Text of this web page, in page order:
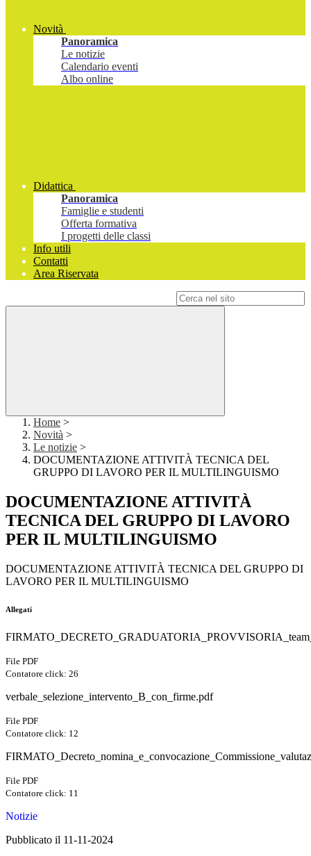
Novità
Panoramica
Le notizie
Calendario eventi
Albo online
Didattica
Panoramica
Famiglie e studenti
Offerta formativa
I progetti delle classi
Info utili
Contatti
Area Riservata
Home >
Novità >
Le notizie >
DOCUMENTAZIONE ATTIVITÀ TECNICA DEL
GRUPPO DI LAVORO PER IL MULTILINGUISMO
DOCUMENTAZIONE ATTIVITÀ
TECNICA DEL GRUPPO DI LAVORO
PER IL MULTILINGUISMO
DOCUMENTAZIONE ATTIVITÀ TECNICA DEL GRUPPO DI
LAVORO PER IL MULTILINGUISMO
Allegati
File PDF
Contatore click: 26
verbale_selezione_intervento_B_con_firme.pdf
File PDF
Contatore click: 12
File PDF
Contatore click: 11
Notizie
Pubblicato il 11-11-2024